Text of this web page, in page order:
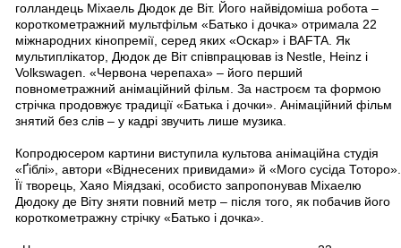
голландець Міхаель Дюдок де Віт. Його найвідоміша робота –
короткометражний мультфільм «Батько і дочка» отримала 22
міжнародних кінопремії, серед яких «Оскар» і BAFTA. Як
мультиплікатор, Дюдок де Віт співпрацював із Nestle, Heinz і
Volkswagen. «Червона черепаха» – його перший
повнометражний анімаційний фільм. За настроєм та формою
стрічка продовжує традиції «Батька і дочки». Анімаційний фільм
знятий без слів – у кадрі звучить лише музика.
Копродюсером картини виступила культова анімаційна студія
«Ґіблі», автори «Віднесених привидами» й «Мого сусіда Тоторо».
Її творець, Хаяо Міядзакі, особисто запропонував Міхаелю
Дюдоку де Віту зняти повний метр – після того, як побачив його
короткометражну стрічку «Батько і дочка».